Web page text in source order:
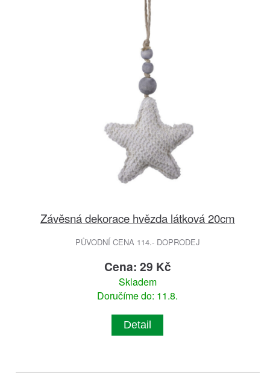
Závěsná dekorace hvězda látková 20cm
PŮVODNÍ CENA 114.- DOPRODEJ
Cena: 29 Kč
Skladem
Doručíme do: 11.8.
Detail